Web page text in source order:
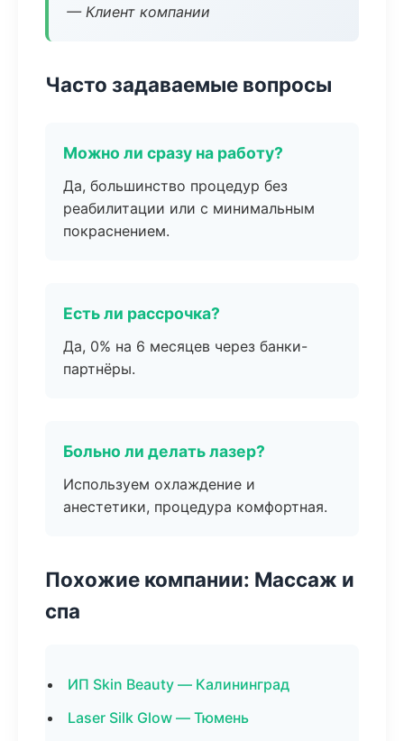
— Клиент компании
Часто задаваемые вопросы
Можно ли сразу на работу?
Да, большинство процедур без
реабилитации или с минимальным
покраснением.
Есть ли рассрочка?
Да, 0% на 6 месяцев через банки-
партнёры.
Больно ли делать лазер?
Используем охлаждение и
анестетики, процедура комфортная.
Похожие компании: Массаж и
спа
ИП Skin Beauty — Калининград
Laser Silk Glow — Тюмень